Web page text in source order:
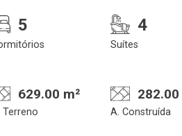
5 4
Suítes
629.00 m²
Terreno
282.00
A. Construída